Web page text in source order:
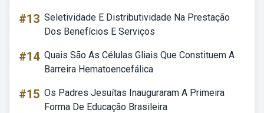
#13 Seletividade E Distributividade Na Prestação
Dos Benefícios E Serviços
#14 Quais São As Células Gliais Que Constituem A
Barreira Hematoencefálica
#15 Os Padres Jesuítas Inauguraram A Primeira
Forma De Educação Brasileira